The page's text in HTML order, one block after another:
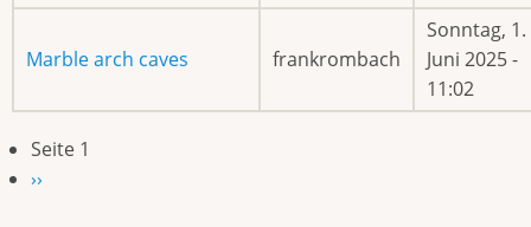
Marble arch caves frankrombach
Sonntag, 1.
Juni 2025 -
11:02
Seitennummerierung
Seite 1
Nächste
››